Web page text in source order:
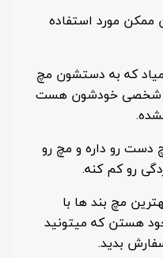
ممکن مورد استفاده
که به دستشون مچ
شخصی خودشون هست
دست رو داره و مچ رو
رو کم کنه.
مچ بند ها با
هستن که میتونید
بدید.